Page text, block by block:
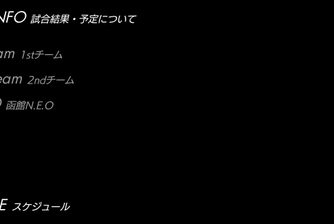
試合結果・予定について
1stチーム
2ndチーム
函館N.E.O
スケジュール